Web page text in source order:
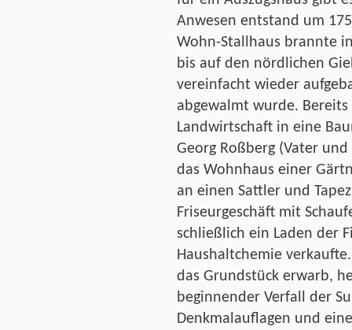
Anwesen entstand um
Wohn-Stallhaus brannte
bis auf den nördlichen
vereinfacht wieder
abgewalmt wurde.
Landwirtschaft in eine
Georg Roßberg (Vater
das Wohnhaus einer
an einen Sattler und
Friseurgeschäft mit
schließlich ein Laden der
Haushaltchemie
das Grundstück erwarb,
beginnender Verfall der
Denkmalauflagen und